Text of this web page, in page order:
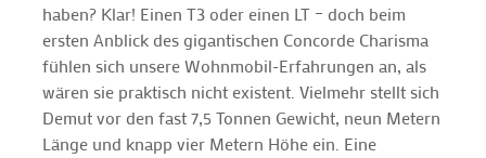
haben? Klar! Einen T3 oder einen LT – doch beim
ersten Anblick des gigantischen Concorde Charisma
fühlen sich unsere Wohnmobil-Erfahrungen an, als
wären sie praktisch nicht existent. Vielmehr stellt sich
Demut vor den fast 7,5 Tonnen Gewicht, neun Metern
Länge und knapp vier Metern Höhe ein. Eine